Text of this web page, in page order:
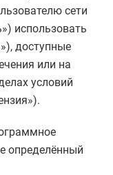
сети
использовать
доступные
или на
условий
определённый